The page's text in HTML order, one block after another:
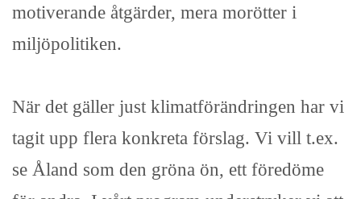
motiverande åtgärder, mera morötter i
miljöpolitiken.
När det gäller just klimatförändringen har vi
tagit upp flera konkreta förslag. Vi vill t.ex.
se Åland som den gröna ön, ett föredöme